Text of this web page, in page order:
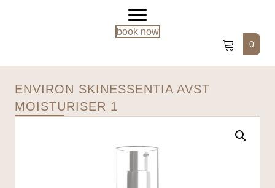
book now
0
ENVIRON SKINESSENTIA AVST
MOISTURISER 1